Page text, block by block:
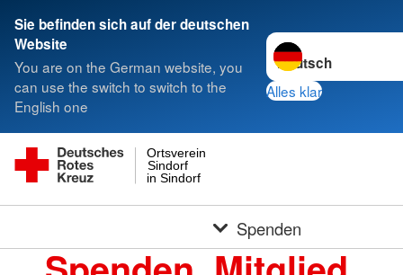
Sie befinden sich auf der deutschen
Website
You are on the German website, you
can use the switch to switch to the
English one
Sprache wechseln zu
Alles klar
in Sindorf
Sindorf
Ortsverein
Spenden